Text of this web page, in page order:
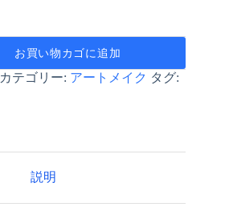
お買い物カゴに追加
カテゴリー: アートメイク タグ:
説明